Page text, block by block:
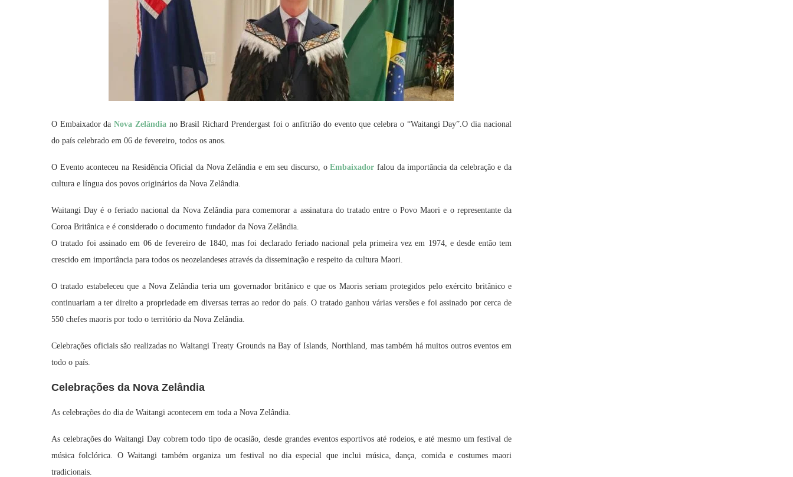
O Embaixador daNova Zelândia no Brasil Richard Prendergast foi o anfitrião do evento que celebra o “Waitangi Day”.O dia nacional
do país celebrado em 06 de fevereiro, todos os anos.
O Evento aconteceu na Residência Oficial da Nova Zelândia e em seu discurso, oEmbaixador falou da importância da celebração e da
cultura e língua dos povos originários da Nova Zelândia.
Waitangi Day é o feriado nacional da Nova Zelândia para comemorar a assinatura do tratado entre o Povo Maori e o representante da
Coroa Britânica e é considerado o documento fundador da Nova Zelândia.
O tratado foi assinado em 06 de fevereiro de 1840, mas foi declarado feriado nacional pela primeira vez em 1974, e desde então tem
crescido em importância para todos os neozelandeses através da disseminação e respeito da cultura Maori.
O tratado estabeleceu que a Nova Zelândia teria um governador britânico e que os Maoris seriam protegidos pelo exército britânico e
continuariam a ter direito a propriedade em diversas terras ao redor do país. O tratado ganhou várias versões e foi assinado por cerca de
550 chefes maoris por todo o território da Nova Zelândia.
Celebrações oficiais são realizadas no Waitangi Treaty Grounds na Bay of Islands, Northland, mas também há muitos outros eventos em
todo o país.
Celebrações da Nova Zelândia
As celebrações do dia de Waitangi acontecem em toda a Nova Zelândia.
As celebrações do Waitangi Day cobrem todo tipo de ocasião, desde grandes eventos esportivos até rodeios, e até mesmo um festival de
música folclórica. O Waitangi também organiza um festival no dia especial que inclui música, dança, comida e costumes maori
tradicionais.